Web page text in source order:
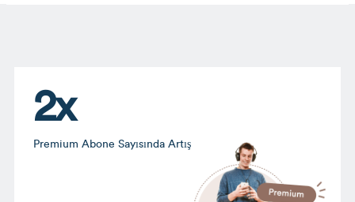
2x
Premium Abone Sayısında Artış